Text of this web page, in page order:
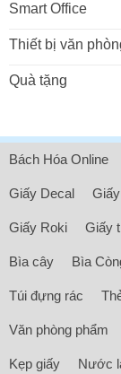
Smart Office
Thiết bị văn
Quà tặng
Bách Hóa Online
Giấy Decal
Giấy Roki Giấy
Bìa cây Bìa
Túi đựng rác
Văn phòng phẩm
Kẹp giấy Nước